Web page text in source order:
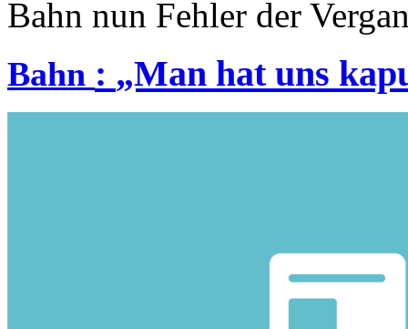
Bahn nun Fehler der
Bahn : „Man hat uns